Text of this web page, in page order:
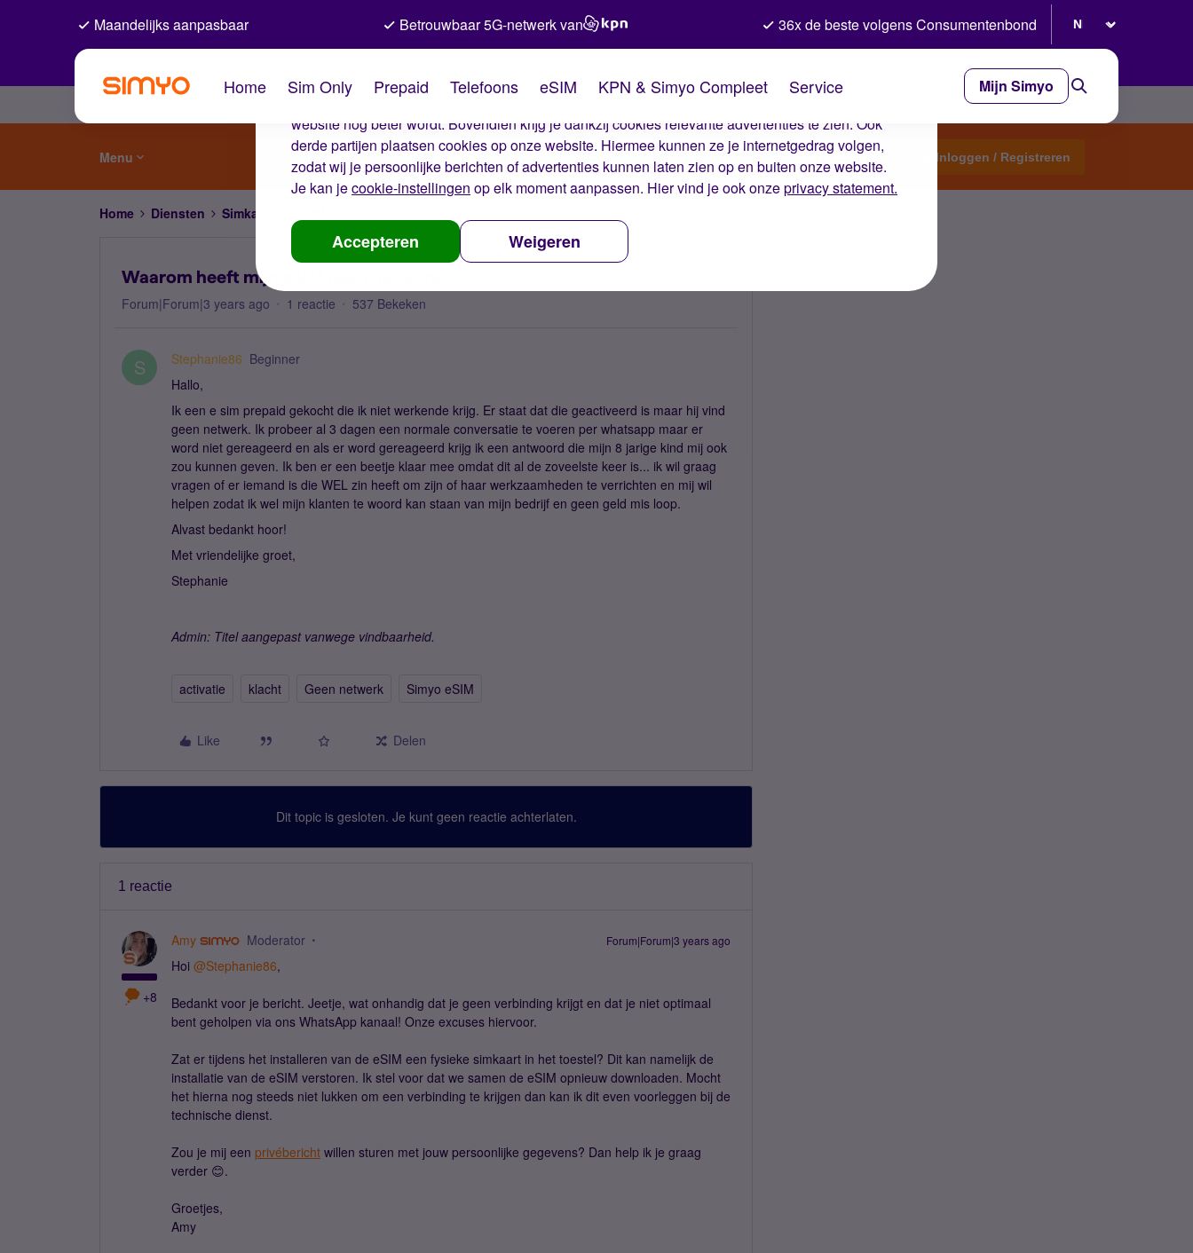
De cookies van Simyo
Wij gebruiken cookies op onze website. Met deze cookies zorgen wij ervoor dat je ervaring op de
website nog beter wordt. Bovendien krijg je dankzij cookies relevante advertenties te zien. Ook
derde partijen plaatsen cookies op onze website. Hiermee kunnen ze je internetgedrag volgen,
zodat wij je persoonlijke berichten of advertenties kunnen laten zien op en buiten onze website.
Je kan jecookie-instellingen op elk moment aanpassen. Hier vind je ook onzeprivacy statement.
Accepteren Weigeren
Maandelijks aanpasbaar Betrouwbaar 5G-netwerk van 36x de beste volgens Consumentenbond
Home Sim Only Prepaid Telefoons eSIM KPN & Simyo Compleet Service Mijn Simyo
Menu Start een topic Inloggen / Registreren
Home Diensten Simkaart en eSIM
Waarom heeft mijn eSIM geen netwerk?
Forum|Forum|3 years ago 1 reactie 537 Bekeken
S Stephanie86 Beginner
Hallo,
Ik een e sim prepaid gekocht die ik niet werkende krijg. Er staat dat die geactiveerd is maar hij vind
geen netwerk. Ik probeer al 3 dagen een normale conversatie te voeren per whatsapp maar er
word niet gereageerd en als er word gereageerd krijg ik een antwoord die mijn 8 jarige kind mij ook
zou kunnen geven. Ik ben er een beetje klaar mee omdat dit al de zoveelste keer is... ik wil graag
vragen of er iemand is die WEL zin heeft om zijn of haar werkzaamheden te verrichten en mij wil
helpen zodat ik wel mijn klanten te woord kan staan van mijn bedrijf en geen geld mis loop.
Alvast bedankt hoor!
Met vriendelijke groet,
Stephanie
Admin: Titel aangepast vanwege vindbaarheid.
activatie klacht Geen netwerk Simyo eSIM
Like Delen
Dit topic is gesloten. Je kunt geen reactie achterlaten.
1 reactie
+8
Amy Moderator Forum|Forum|3 years ago
Hoi @Stephanie86,
Bedankt voor je bericht. Jeetje, wat onhandig dat je geen verbinding krijgt en dat je niet optimaal
bent geholpen via ons WhatsApp kanaal! Onze excuses hiervoor.
Zat er tijdens het installeren van de eSIM een fysieke simkaart in het toestel? Dit kan namelijk de
installatie van de eSIM verstoren. Ik stel voor dat we samen de eSIM opnieuw downloaden. Mocht
het hierna nog steeds niet lukken om een verbinding te krijgen dan kan ik dit even voorleggen bij de
technische dienst.
Zou je mij een privébericht willen sturen met jouw persoonlijke gegevens? Dan help ik je graag
verder 😊.
Groetjes,
Amy